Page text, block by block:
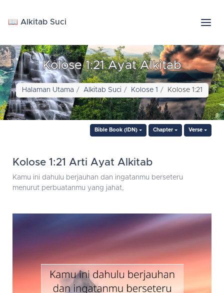
📖 Alkitab Suci
Kolose 1:21 Ayat Alkitab
Halaman Utama Alkitab Suci Kolose 1 Kolose 1:21
Bible Book (IDN) Chapter Verse
Kolose 1:21 Arti Ayat Alkitab
Kamu ini dahulu berjauhan dan ingatanmu berseteru
menurut perbuatanmu yang jahat,